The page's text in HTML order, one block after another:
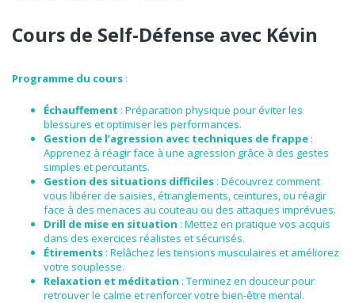
Cours de Self-Défense avec Kévin
Programme du cours :
Échauffement : Préparation physique pour éviter les
blessures et optimiser les performances.
Gestion de l’agression avec techniques de frappe :
Apprenez à réagir face à une agression grâce à des gestes
simples et percutants.
Gestion des situations difficiles : Découvrez comment
vous libérer de saisies, étranglements, ceintures, ou réagir
face à des menaces au couteau ou des attaques imprévues.
Drill de mise en situation : Mettez en pratique vos acquis
dans des exercices réalistes et sécurisés.
Étirements : Relâchez les tensions musculaires et améliorez
votre souplesse.
Relaxation et méditation : Terminez en douceur pour
retrouver le calme et renforcer votre bien-être mental.